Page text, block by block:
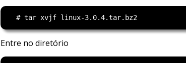
Entre no diretório